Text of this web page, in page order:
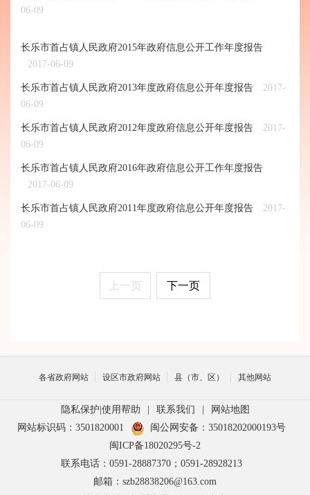
06-09
长乐市首占镇人民政府2015年政府信息公开工作年度报告
2017-06-09
长乐市首占镇人民政府2013年度政府信息公开年度报告
2017-
06-09
长乐市首占镇人民政府2012年度政府信息公开年度报告
2017-
06-09
长乐市首占镇人民政府2016年政府信息公开工作年度报告
2017-06-09
长乐市首占镇人民政府2011年度政府信息公开年度报告
2017-
06-09
上一页 下一页
各省政府网站 设区市政府网站 县（市、区） 其他网站
隐私保护 使用帮助 联系我们
网站地图
网站标识码：3501820001
闽公网安备：35018202000193号
闽ICP备18020295号-2
联系电话：0591-28887370；0591-28928213
邮箱：szb28838206@163.com